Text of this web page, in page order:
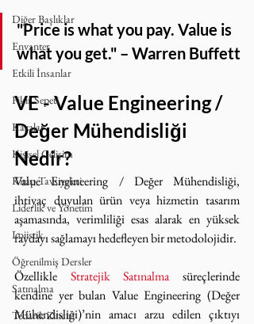
Diğer Başlıklar
Envanter
Etkili İnsanlar
Fikir Sepeti
Kazalar
Kişisel Gelişim
Kitap Tavsiyeleri
Liderlik ve Yönetim
Lojistik
Öğrenilmiş Dersler
Satınalma
Tedarik Zinciri
"Price is what you pay. Value is
what you get." – Warren Buffett
VE - Value Engineering /
Değer Mühendisliği
Nedir?
Value Engineering / Değer Mühendisliği,
ihtiyaç duyulan ürün veya hizmetin tasarım
aşamasında, verimliliği esas alarak en yüksek
faydayı sağlamayı hedefleyen bir metodolojidir.
Özellikle Stratejik Satınalma süreçlerinde
kendine yer bulan Value Engineering (Değer
Mühendisliği)’nin amacı arzu edilen çıktıyı